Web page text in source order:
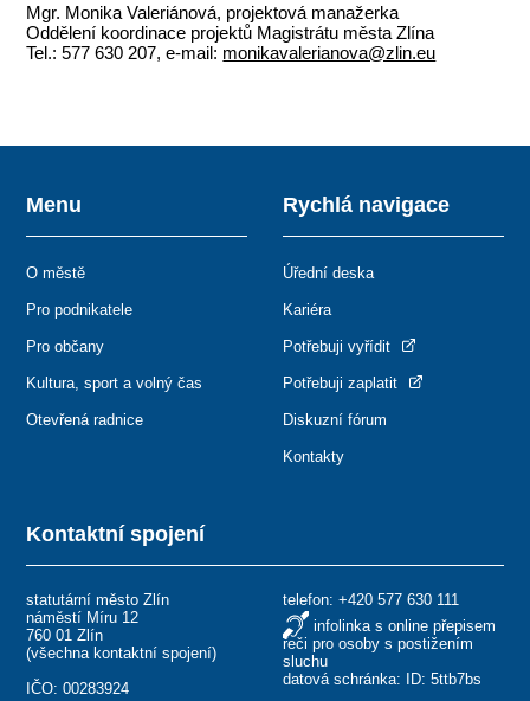
Mgr. Monika Valeriánová, projektová manažerka
Oddělení koordinace projektů Magistrátu města Zlína
Tel.: 577 630 207, e-mail: monikavalerianova@zlin.eu
Kontaktní spojení
statutární město Zlín
náměstí Míru 12
760 01 Zlín
(všechna kontaktní spojení)
IČO: 00283924
telefon: +420 577 630 111
infolinka s online přepisem
řeči pro osoby s postižením
sluchu
datová schránka: ID: 5ttb7bs
Menu
O městě
Pro podnikatele
Pro občany
Kultura, sport a volný čas
Otevřená radnice
Rychlá navigace
Úřední deska
Kariéra
Potřebuji vyřídit
Potřebuji zaplatit
Diskuzní fórum
Kontakty